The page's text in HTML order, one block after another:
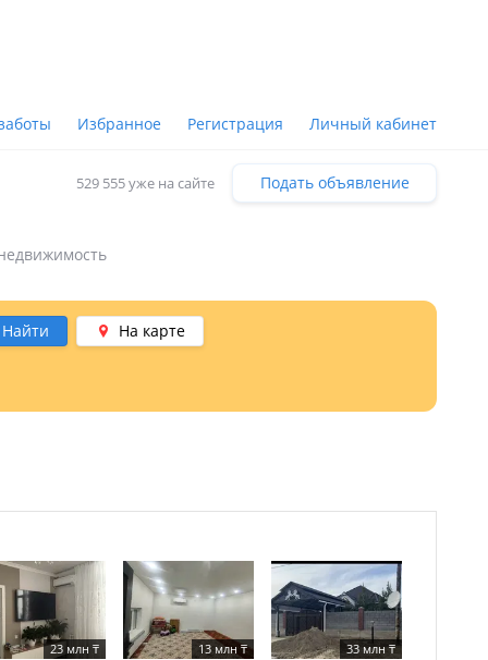
Избранное Регистрация Личный кабинет
529 555 уже на сайте Подать объявление
Найти На карте
23 млн ₸
13 млн₸
33 млн₸